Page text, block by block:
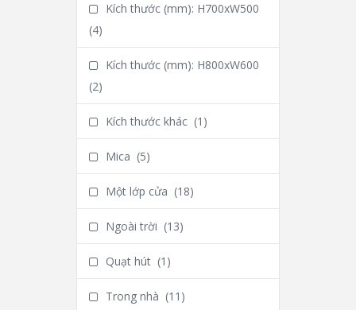
Kích thước (mm): H700xW500
(4)
Kích thước (mm): H800xW600
(2)
Kích thước khác (1)
Mica (5)
Một lớp cửa (18)
Ngoài trời (13)
Quạt hút (1)
Trong nhà (11)